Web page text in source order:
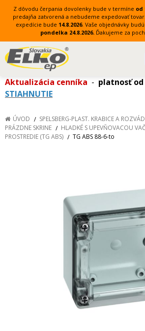
Z dôvodu čerpania dovolenky bude v termíne od
predajňa zatvorená a nebudeme expedovať tovar.
expedície bude 14.8.2026. Vaše objednávky
pondelka 24.8.2026. Ďakujeme za
Aktualizácia cenníka - platnosť od
STIAHNUTIE
ÚVOD SPELSBERG-PLAST. KRABICE A
PRÁZDNE SKRINE
HLADKÉ S UPEVŇOVACOU
PROSTREDIE (TG ABS)
TG ABS 88-6-to